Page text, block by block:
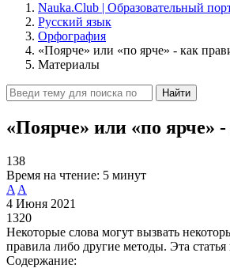
Nauka.Club | Образовательный
Русский язык
Орфография
«Поярче» или «по ярче» - как
Материалы
Найти
«Поярче» или «по ярче»
138
Время на чтение: 5 минут
A A
4 Июня 2021
1320
Некоторые слова могут вызвать
правила либо другие методы. Эта
Содержание: